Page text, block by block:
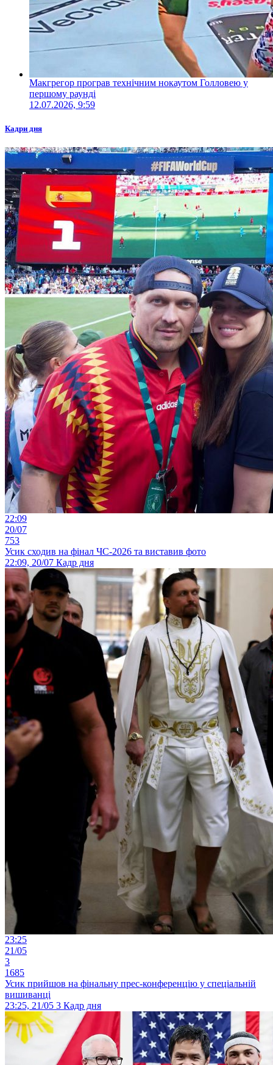
Макгрегор програв технічним нокаутом Голловею у
першому раунді
12.07.2026, 9:59
Кадри дня
22:09
20/07
753
Усик сходив на фінал ЧС-2026 та виставив фото
22:09, 20/07 Кадр дня
23:25
21/05
3
1685
Усик прийшов на фінальну прес-конференцію у спеціальній
вишиванці
23:25, 21/05 3 Кадр дня